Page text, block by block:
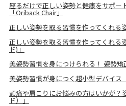
座るだけで正しい姿勢と健康をサポー
「Oriback Chair」
正しい姿勢を取る習慣を作ってくれる
正しい姿勢を取る習慣を作ってくれる
ド)」
美姿勢習慣を身につけられる！ 姿勢矯
美姿勢習慣が身につく超小型デバイス
頭痛や肩こりにお悩みの方はいかが？
ド）」